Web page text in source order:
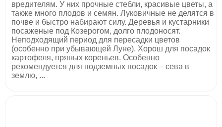
вредителям. У них прочные стебли, красивые цветы, а
также много плодов и семян. Луковичные не делятся в
почве и быстро набирают силу. Деревья и кустарники
посаженые под Козерогом, долго плодоносят.
Неподходящий период для пересадки цветов
(особенно при убывающей Луне). Хорош для посадок
картофеля, пряных кореньев. Особенно
рекомендуется для подземных посадок – сева в
землю, ...